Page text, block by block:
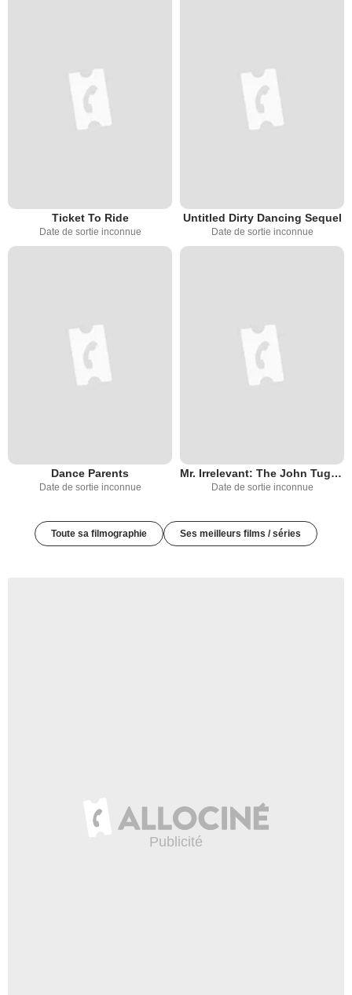
Ticket To Ride
Date de sortie inconnue
Untitled Dirty Dancing Sequel
Date de sortie inconnue
Dance Parents
Date de sortie inconnue
Mr. Irrelevant: The John Tuggle Story
Date de sortie inconnue
Toute sa filmographie Ses meilleurs films / séries